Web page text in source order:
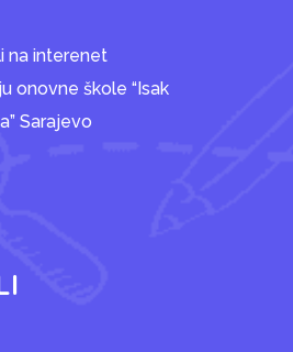
na interenet
onovne škole “Isak
Sarajevo